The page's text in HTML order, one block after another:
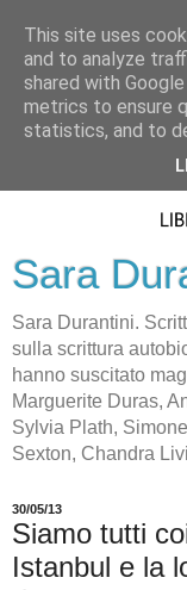
Sara
Sara Durantini.
sulla scrittura
hanno suscitato
Marguerite Duras,
Sylvia Plath,
Sexton, Chandra
30/05/13
Siamo tutti
Istanbul e la
This site uses
and to analyze
shared with
metrics to ensure
statistics, and to